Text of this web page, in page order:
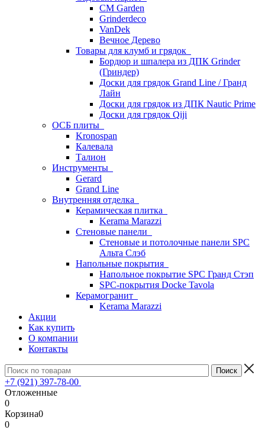
CM Garden
Grinderdeco
VanDek
Вечное Дерево
Товары для клумб и грядок
Бордюр и шпалера из ДПК Grinder
(Гриндер)
Доски для грядок Grand Line / Гранд
Лайн
Доски для грядок из ДПК Nautic Prime
Доски для грядок Qiji
ОСБ плиты
Kronospan
Калевала
Талион
Инструменты
Gerard
Grand Line
Внутренняя отделка
Керамическая плитка
Kerama Marazzi
Стеновые панели
Стеновые и потолочные панели SPC
Альта Слэб
Напольные покрытия
Напольное покрытие SPC Гранд Стэп
SPC-покрытия Docke Tavola
Керамогранит
Kerama Marazzi
Акции
Как купить
О компании
Контакты
+7 (921) 397-78-00
Отложенные
0
Корзина0
0